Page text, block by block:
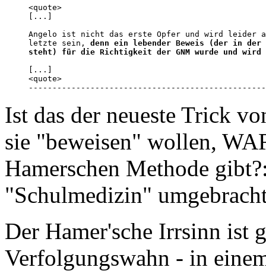
<quote>
[...]
Angelo ist nicht das erste Opfer und wird leider
letzte sein, denn ein lebender Beweis (der in
steht) für die Richtigkeit der GNM wurde und wird
[...]
<quote>
Ist das der neueste Trick
sie "beweisen" wollen,
Hamerschen Methode
"Schulmedizin"
Der Hamer'sche Irrsinn ist
Verfolgungswahn - in